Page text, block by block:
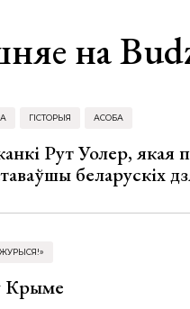
на
ГІСТОРЫЯ АСОБА
Рут Уолер, якая
беларускіх
Крыме